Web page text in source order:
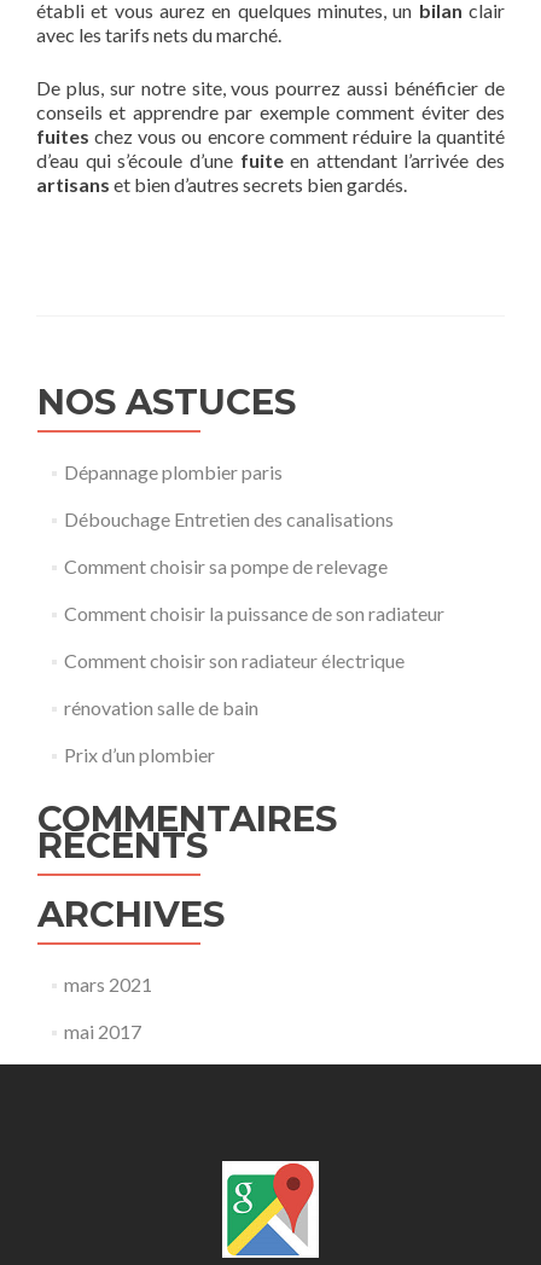
établi et vous aurez en quelques minutes, un bilanclair
avec les tarifs nets du marché.
De plus, sur notre site, vous pourrez aussi bénéficier de
conseils et apprendre par exemple comment éviter des
fuites chez vous ou encore comment réduire la quantité
d’eau qui s’écoule d’une fuiteen attendant l’arrivée des
artisans et bien d’autres secrets bien gardés.
NOS ASTUCES
Dépannage plombier paris
Débouchage Entretien des canalisations
Comment choisir sa pompe de relevage
Comment choisir la puissance de son radiateur
Comment choisir son radiateur électrique
rénovation salle de bain
Prix d’un plombier
COMMENTAIRES
RÉCENTS
ARCHIVES
mars 2021
mai 2017